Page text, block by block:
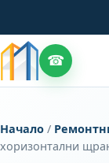
☎
Начало /
хоризонтални